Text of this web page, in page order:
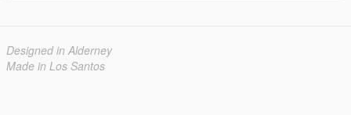
Designed in Alderney
Made in Los Santos